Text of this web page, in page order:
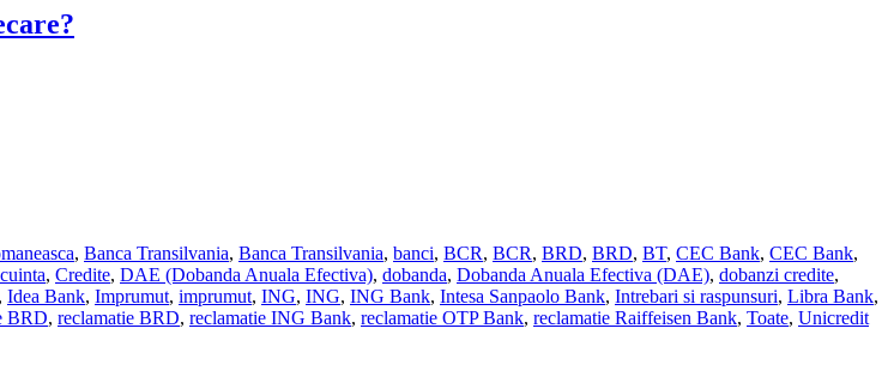
, Banca Transilvania, Banca Transilvania, banci, BCR, BCR, BRD, BRD, BT, CEC Bank, CEC Bank,
, Credite, DAE (Dobanda Anuala Efectiva), dobanda, Dobanda Anuala Efectiva (DAE), dobanzi credite,
, Idea Bank, Imprumut, imprumut, ING, ING, ING Bank, Intesa Sanpaolo Bank, Intrebari si raspunsuri, Libra Bank,
BRD, reclamatie BRD, reclamatie ING Bank, reclamatie OTP Bank, reclamatie Raiffeisen Bank, Toate, Unicredit